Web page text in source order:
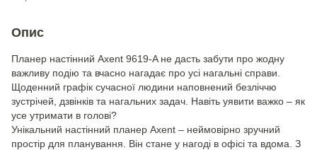
Опис
Планер настінний Axent 9619-A не дасть забути про жодну
важливу подію та вчасно нагадає про усі нагальні справи.
Щоденний графік сучасної людини наповнений безліччю
зустрічей, дзвінків та нагальних задач. Навіть уявити важко – як
усе утримати в голові?
Унікальний настінний планер Axent – неймовірно зручний
простір для планування. Він стане у нагоді в офісі та вдома. З